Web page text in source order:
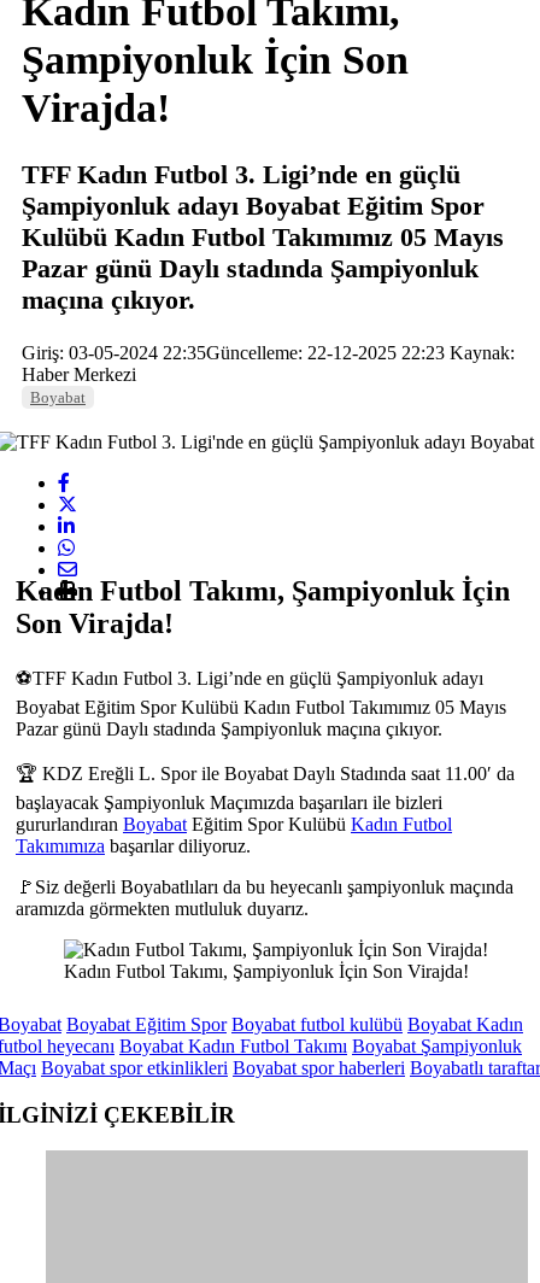
Kadın Futbol Takımı,
Şampiyonluk İçin Son
Virajda!
TFF Kadın Futbol 3. Ligi’nde en güçlü
Şampiyonluk adayı Boyabat Eğitim Spor
Kulübü Kadın Futbol Takımımız 05 Mayıs
Pazar günü Daylı stadında Şampiyonluk
maçına çıkıyor.
Giriş: 03-05-2024 22:35Güncelleme: 22-12-2025 22:23 Kaynak:
Haber Merkezi
Boyabat
Kadın Futbol Takımı, Şampiyonluk İçin
Son Virajda!
⚽TFF Kadın Futbol 3. Ligi’nde en güçlü Şampiyonluk adayı
Boyabat Eğitim Spor Kulübü Kadın Futbol Takımımız 05 Mayıs
Pazar günü Daylı stadında Şampiyonluk maçına çıkıyor.
🏆 KDZ Ereğli L. Spor ile Boyabat Daylı Stadında saat 11.00′ da
başlayacak Şampiyonluk Maçımızda başarıları ile bizleri
gururlandıran Boyabat Eğitim Spor Kulübü Kadın Futbol
Takımımıza başarılar diliyoruz.
🚩Siz değerli Boyabatlıları da bu heyecanlı şampiyonluk maçında
aramızda görmekten mutluluk duyarız.
Kadın Futbol Takımı, Şampiyonluk İçin Son Virajda!
Boyabat Eğitim Spor Boyabat futbol kulübü Boyabat Kadın
heyecanı Boyabat Kadın Futbol Takımı Boyabat Şampiyonluk
Boyabat spor etkinlikleri Boyabat spor haberleri Boyabatlı taraftar
ÇEKEBİLİR